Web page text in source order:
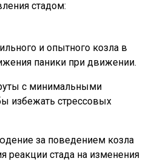
стадом:
и опытного козла в
паники при движении.
с минимальными
избежать стрессовых
за поведением козла
реакции стада на изменения